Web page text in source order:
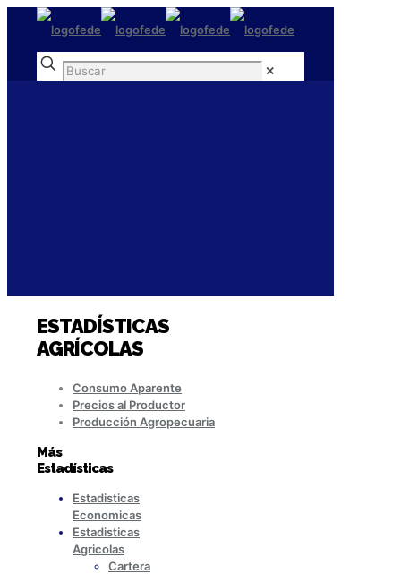
✕
ESTADÍSTICAS
AGRÍCOLAS
Consumo Aparente
Precios al Productor
Producción Agropecuaria
Más
Estadísticas
Estadisticas
Economicas
Estadisticas
Agricolas
Cartera